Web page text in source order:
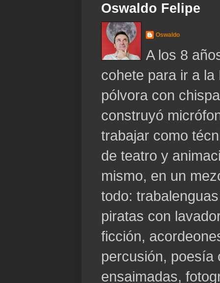
Oswaldo Felipe
Oswaldo
A los 8
cohete para ir a
pólvora con
construyó
trabajar como
de teatro y
mismo, en un
todo:
piratas con
ficción,
percusión, poesía
ensaimadas,